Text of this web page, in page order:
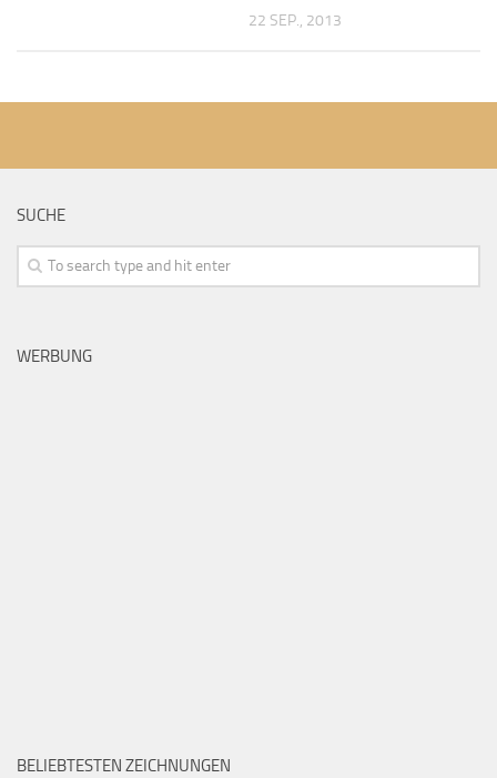
22 SEP., 2013
SUCHE
WERBUNG
BELIEBTESTEN ZEICHNUNGEN